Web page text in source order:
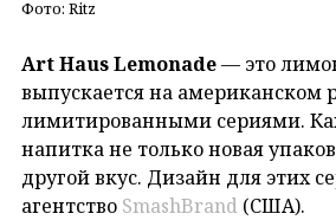
Фото: Ritz
Art Haus Lemonade— это
выпускается на американском
лимитированными сериями.
напитка не только новая
другой вкус. Дизайн для этих
агентство SmashBrand (США).